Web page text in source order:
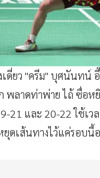
ดี่ยว "ครีม" บุศนันทน์
พลาดท่าพ่าย ไถ้ ซื่อห
21 และ 20-22 ใช้เว
ดเส้นทางไว้แค่รอบนี้